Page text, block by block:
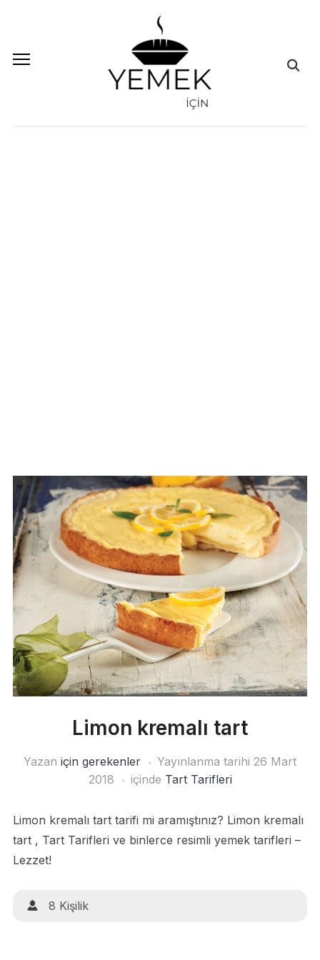
Limon kremalı tart
Yazan için gerekenler Yayınlanma tarihi 26 Mart
2018
içinde Tart Tarifleri
Limon kremalı tart tarifi mi aramıştınız? Limon kremalı
tart , Tart Tarifleri ve binlerce resimli yemek tarifleri –
Lezzet!
8 Kişilik